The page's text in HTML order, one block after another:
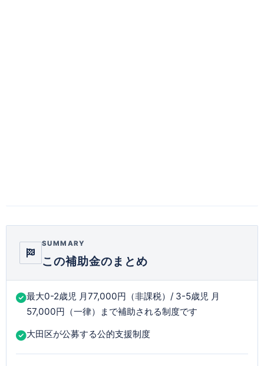
SUMMARY
この補助金のまとめ
最大0-2歳児 月77,000円（非課税）/ 3-5歳児 月
57,000円（一律）まで補助される制度です
大田区が公募する公的支援制度